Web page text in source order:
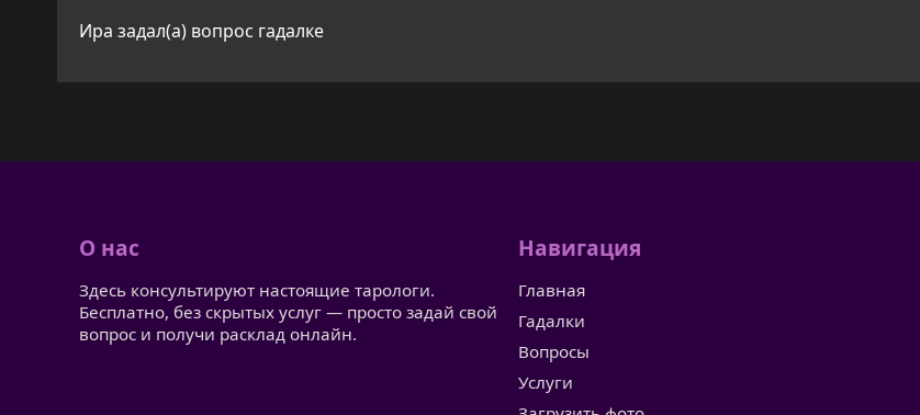
Ира задал(а) вопрос гадалке
О нас
Здесь консультируют настоящие тарологи.
Бесплатно, без скрытых услуг — просто задай свой
вопрос и получи расклад онлайн.
Навигация
Главная
Гадалки
Вопросы
Услуги